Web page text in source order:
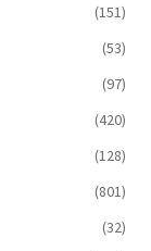
(151)
(53)
(97)
(420)
(128)
(801)
(32)